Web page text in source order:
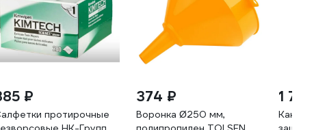
₽
протирочные
374 ₽
Воронка Ø250 мм,
1